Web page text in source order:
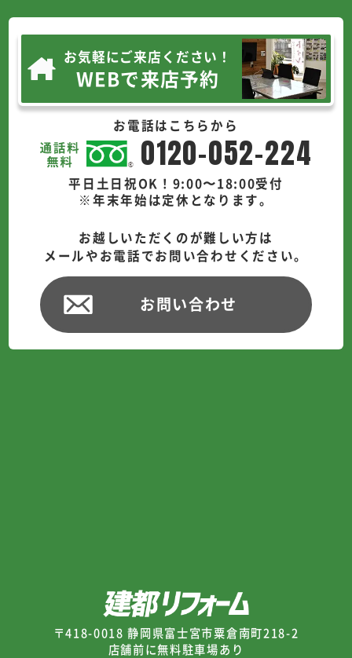
お気軽にご来店ください！
WEBで来店予約
お電話はこちらから
0120-052-224
平日土日祝OK！9:00〜18:00受付
※年末年始は定休となります。
お越しいただくのが難しい方は
メールやお電話でお問い合わせください。
お問い合わせ
〒418-0018 静岡県富士宮市粟倉南町218-2
店舗前に無料駐車場あり